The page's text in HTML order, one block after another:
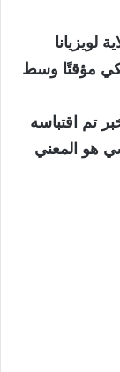
لويزيانا
مؤقتًا وسط
بأن الخبر تم اقتباسه
هو المعني